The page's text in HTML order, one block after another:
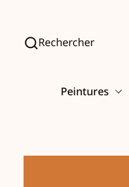
Rechercher
Peintures